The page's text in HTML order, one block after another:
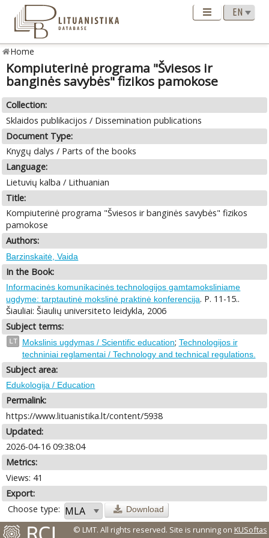
Home
Kompiuterinė programa "Šviesos ir
banginės savybės" fizikos pamokose
Collection:
Sklaidos publikacijos / Dissemination publications
Document Type:
Knygų dalys / Parts of the books
Language:
Lietuvių kalba / Lithuanian
Title:
Kompiuterinė programa "Šviesos ir banginės savybės" fizikos
pamokose
Authors:
Barzinskaitė, Vaida
In the Book:
Informacinės komunikacinės technologijos gamtamoksliniame
ugdyme: tarptautinė mokslinė praktinė konferencija. P. 11-15..
Šiauliai: Šiaulių universiteto leidykla, 2006
Subject terms:
LT Mokslinis ugdymas / Scientific education; Technologijos ir
techniniai reglamentai / Technology and technical regulations.
Subject area:
Edukologija / Education
Permalink:
https://www.lituanistika.lt/content/5938
Updated:
2026-04-16 09:38:04
Metrics:
Views: 41
Export:
Choose type:
Download
© LMT. All rights reserved. Site is running on KUSoftas